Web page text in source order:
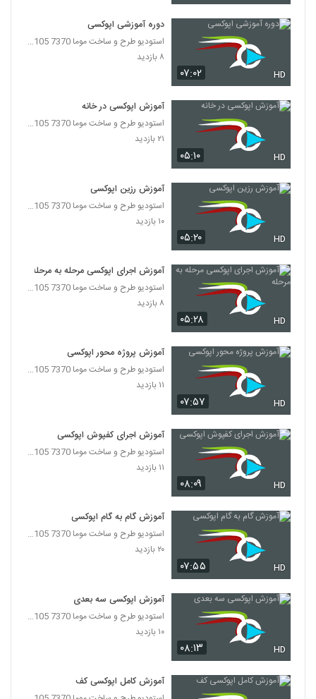
۰۷:۰۲ HD
دوره آموزشی اپوکسی
استودیو طرح و ساخت موما 7370 7105-021
۸ بازدید
۰۵:۱۰ HD
آموزش اپوکسی در خانه
استودیو طرح و ساخت موما 7370 7105-021
۲۱ بازدید
۰۵:۲۰ HD
آموزش رزین اپوکسی
استودیو طرح و ساخت موما 7370 7105-021
۱۰ بازدید
۰۵:۲۸ HD
آموزش اجرای اپوکسی مرحله به مرحله
استودیو طرح و ساخت موما 7370 7105-021
۸ بازدید
۰۷:۵۷ HD
آموزش پروژه محور اپوکسی
استودیو طرح و ساخت موما 7370 7105-021
۱۱ بازدید
۰۸:۰۹ HD
آموزش اجرای کفپوش اپوکسی
استودیو طرح و ساخت موما 7370 7105-021
۱۱ بازدید
۰۷:۵۵ HD
آموزش گام به گام اپوکسی
استودیو طرح و ساخت موما 7370 7105-021
۲۰ بازدید
۰۸:۱۳ HD
آموزش اپوکسی سه بعدی
استودیو طرح و ساخت موما 7370 7105-021
۱۰ بازدید
آموزش کامل اپوکسی کف